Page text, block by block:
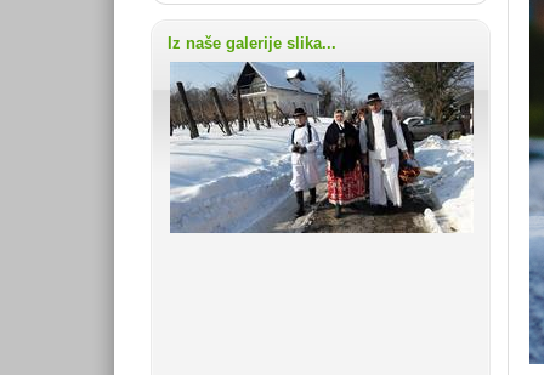
Iz naše galerije slika...